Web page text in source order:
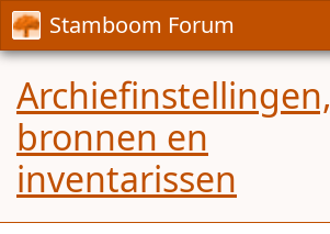
Stamboom Forum
Archiefinstellingen,
bronnen en
inventarissen